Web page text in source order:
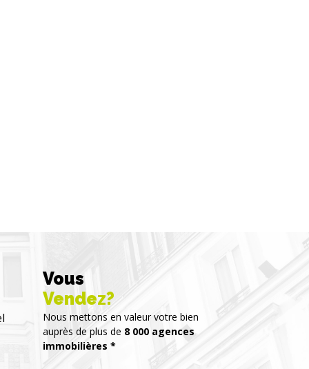
Vous
Vendez?
Nous mettons en valeur votre bien
auprès de plus de 8 000 agences
immobilières *